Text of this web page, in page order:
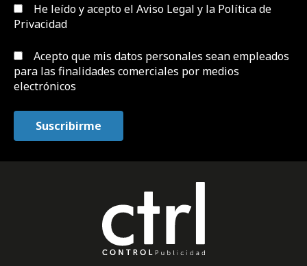
He leído y acepto el Aviso Legal y la Política de
Privacidad
Acepto que mis datos personales sean empleados
para las finalidades comerciales por medios
electrónicos